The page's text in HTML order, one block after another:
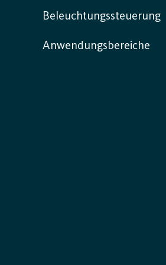
Beleuchtungssteuerung
Anwendungsbereiche